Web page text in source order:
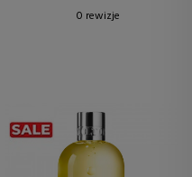
0 rewizje